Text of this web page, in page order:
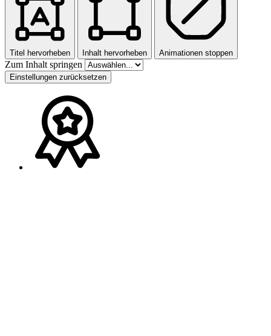
Titel hervorheben Inhalt hervorheben Animationen stoppen
Zum Inhalt springen
Einstellungen zurücksetzen